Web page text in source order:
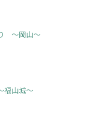
～岡山～
山城～